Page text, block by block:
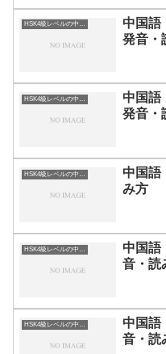
HSK4級レベルの中国語
中国語
発音・
HSK4級レベルの中国語
中国語
発音・
HSK4級レベルの中国語
中国語
み方
HSK4級レベルの中国語
中国語
音・読
HSK4級レベルの中国語
中国語
音・読